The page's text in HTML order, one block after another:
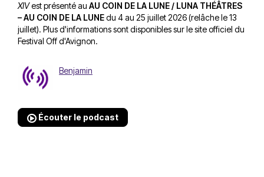
XIVest présenté au AU COIN DE LA LUNE / LUNA THÉÂTRES
– AU COIN DE LA LUNEdu 4 au 25 juillet 2026 (relâche le 13
juillet). Plus d'informations sont disponibles surle site officiel du
Festival Off d'Avignon.
Benjamin
Écouter le podcast